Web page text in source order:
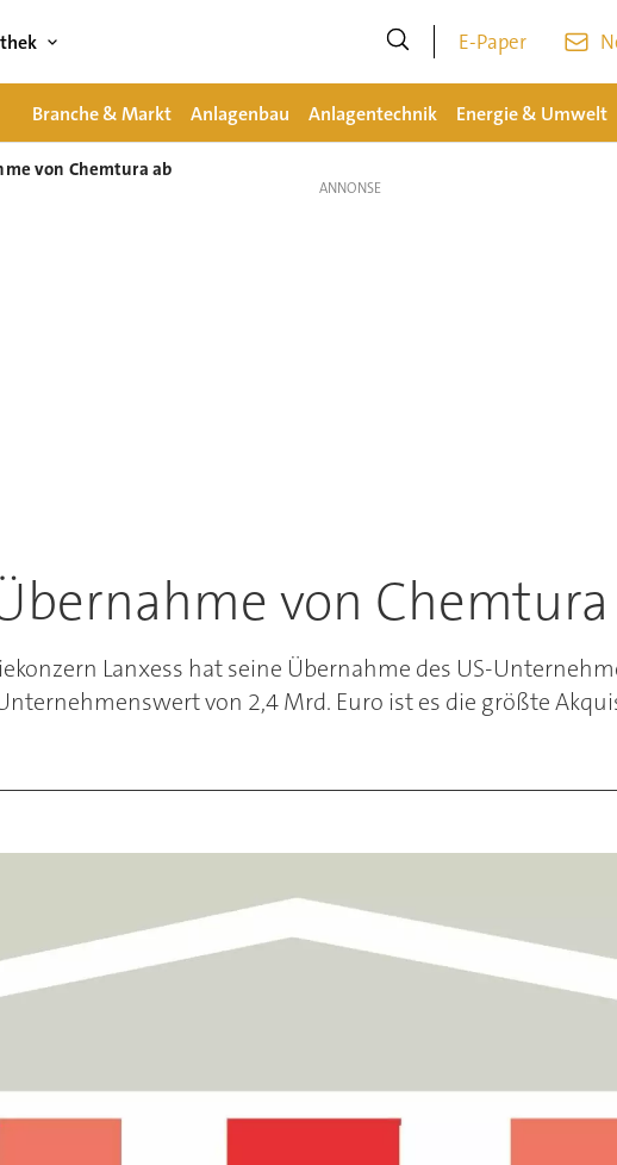
E-Paper
Branche & Markt Anlagenbau Anlagentechnik Energie & Umwelt
von Chemtura ab
von
Lanxess hat seine Übernahme des US-
von 2,4 Mrd. Euro ist es die größte